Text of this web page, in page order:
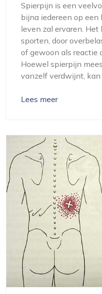
Spierpijn is een
bijna iedereen op
leven zal ervaren.
sporten, door
of gewoon als reactie
Hoewel spierpijn
vanzelf verdwijnt,
Lees meer